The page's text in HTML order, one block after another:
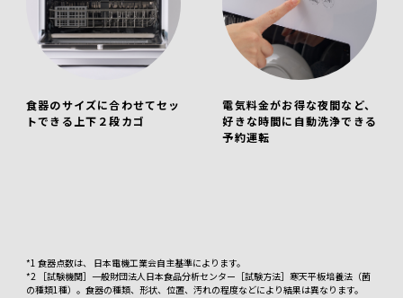
食器のサイズに合わせてセッ
トできる上下２段カゴ
電気料金がお得な夜間など、
好きな時間に自動洗浄できる
予約運転
*1 食器点数は、 日本電機工業会自主基準によります。
*2 ［試験機関］一般財団法人日本食品分析センター［試験方法］寒天平板培養法（菌
の種類1種）。食器の種類、形状、位置、汚れの程度などにより結果は異なります。